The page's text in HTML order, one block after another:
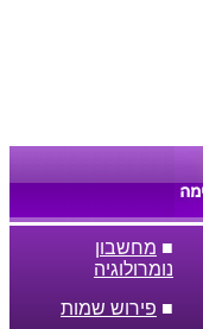
■ מחשבון
נומרולוגיה
■ פירוש שמות